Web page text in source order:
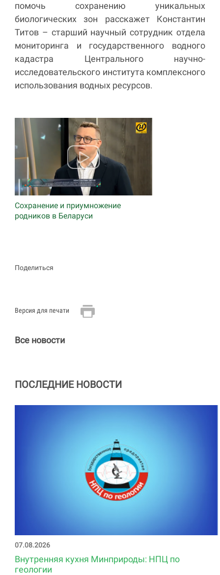
помочь сохранению уникальных
биологических зон расскажет Константин
Титов – старший научный сотрудник отдела
мониторинга и государственного водного
кадастра Центрального научно-
исследовательского института комплексного
использования водных ресурсов.
Сохранение и приумножение
родников в Беларуси
Поделиться
Версия для печати
Все новости
ПОСЛЕДНИЕ НОВОСТИ
07.08.2026
Внутренняя кухня Минприроды: НПЦ по
геологии